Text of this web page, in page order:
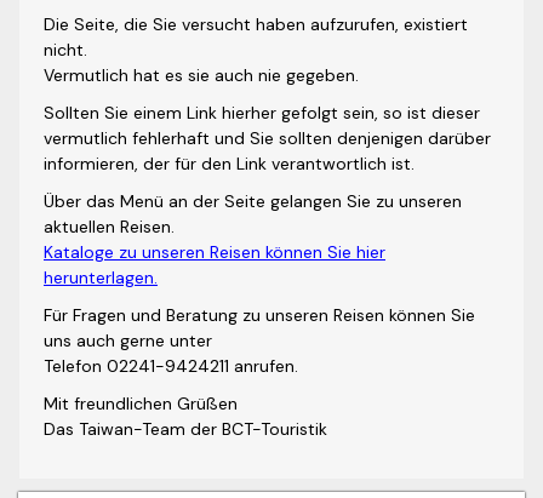
Die Seite, die Sie versucht haben aufzurufen, existiert
nicht.
Vermutlich hat es sie auch nie gegeben.
Sollten Sie einem Link hierher gefolgt sein, so ist dieser
vermutlich fehlerhaft und Sie sollten denjenigen darüber
informieren, der für den Link verantwortlich ist.
Über das Menü an der Seite gelangen Sie zu unseren
aktuellen Reisen.
Kataloge zu unseren Reisen können Sie hier
herunterlagen.
Für Fragen und Beratung zu unseren Reisen können Sie
uns auch gerne unter
Telefon 02241-9424211 anrufen.
Mit freundlichen Grüßen
Das Taiwan-Team der BCT-Touristik